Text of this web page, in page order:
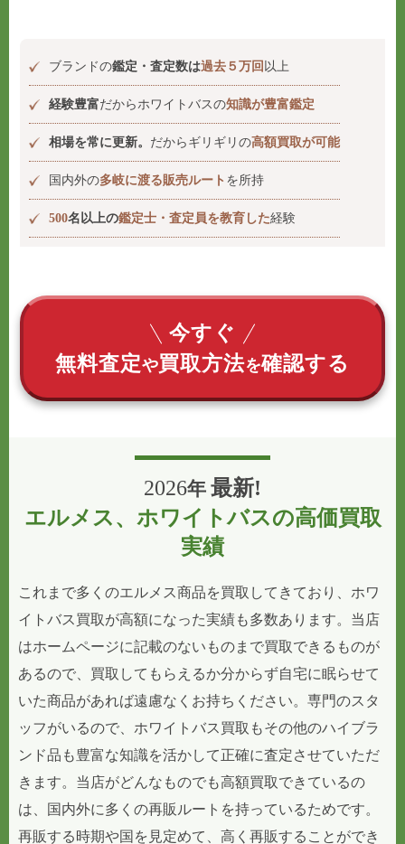
ブランドの鑑定・査定数は過去５万回 以上
経験豊富だからホワイトバスの知識が豊富鑑定
相場を常に更新。 だからギリギリの高額買取が可能
国内外の多岐に渡る販売ルート を所持
500名以上の鑑定士・査定員を教育した経験
今すぐ
無料査定や買取方法を確認する
2026年 最新!
エルメス、ホワイトバスの高価買取
実績
これまで多くのエルメス商品を買取してきており、ホワ
イトバス買取が高額になった実績も多数あります。当店
はホームページに記載のないものまで買取できるものが
あるので、買取してもらえるか分からず自宅に眠らせて
いた商品があれば遠慮なくお持ちください。専門のスタ
ッフがいるので、ホワイトバス買取もその他のハイブラ
ンド品も豊富な知識を活かして正確に査定させていただ
きます。当店がどんなものでも高額買取できているの
は、国内外に多くの再販ルートを持っているためです。
再販する時期や国を見定めて、高く再販することができ